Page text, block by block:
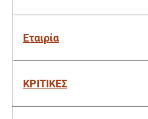
Εταιρία
ΚΡΙΤΙΚΕΣ